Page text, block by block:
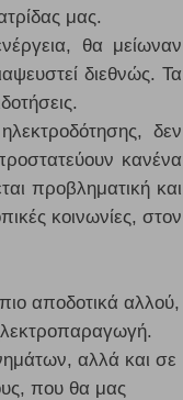
μας.
θα μείωναν
διεθνώς. Τα
δεν
κανένα
προβληματική και
κοινωνίες, στον
αποδοτικά αλλού,
αλλά και σε
που θα μας